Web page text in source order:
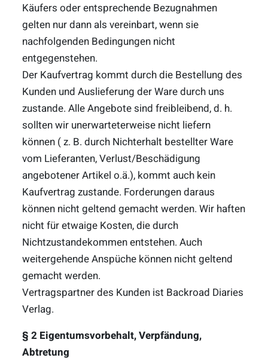
Käufers oder entsprechende Bezugnahmen
gelten nur dann als vereinbart, wenn sie
nachfolgenden Bedingungen nicht
entgegenstehen.
Der Kaufvertrag kommt durch die Bestellung des
Kunden und Auslieferung der Ware durch uns
zustande. Alle Angebote sind freibleibend, d. h.
sollten wir unerwarteterweise nicht liefern
können ( z. B. durch Nichterhalt bestellter Ware
vom Lieferanten, Verlust/Beschädigung
angebotener Artikel o.ä.), kommt auch kein
Kaufvertrag zustande. Forderungen daraus
können nicht geltend gemacht werden. Wir haften
nicht für etwaige Kosten, die durch
Nichtzustandekommen entstehen. Auch
weitergehende Anspüche können nicht geltend
gemacht werden.
Vertragspartner des Kunden ist Backroad Diaries
Verlag.
§ 2 Eigentumsvorbehalt, Verpfändung,
Abtretung